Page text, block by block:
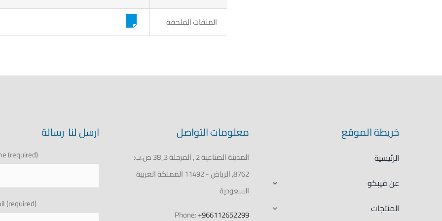
الملفات الملحقة
خريطة الموقع
الرئيسية
عن فيبكو
المنتجات
معلومات التواصل
المدينة الصناعية 2 , المرحلة 3, 38 ص.ب:
8762, الرياض - 11492 المملكة العربية
السعودية
Phone:+966112652299
ارسل لنا رسالة
(required)
(required)